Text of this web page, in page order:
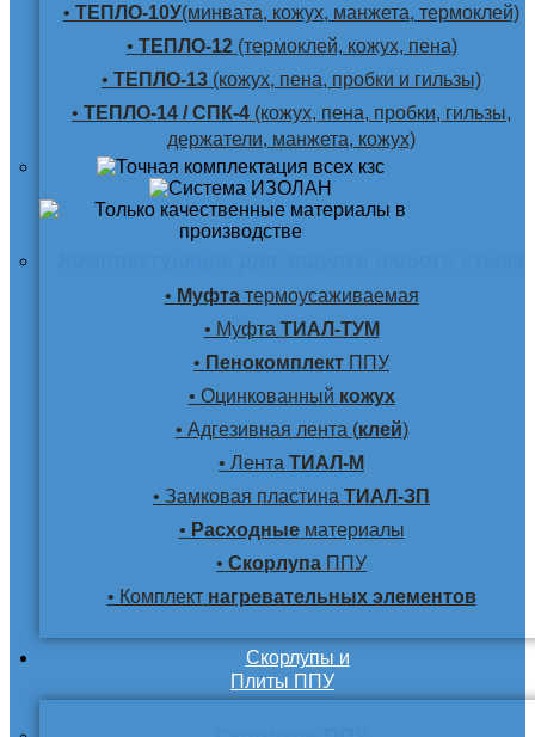
• ТЕПЛО-10У(минвата, кожух, манжета, термоклей)
• ТЕПЛО-12(термоклей, кожух, пена)
• ТЕПЛО-13 (кожух, пена, пробки и гильзы)
• ТЕПЛО-14 / СПК-4 (кожух, пена, пробки, гильзы,
держатели, манжета, кожух)
• Муфтатермоусаживаемая
• Муфта ТИАЛ-ТУМ
• Пенокомплект ППУ
• Оцинкованный кожух
• Адгезивная лента (клей)
• Лента ТИАЛ-М
• Замковая пластина ТИАЛ-ЗП
• Расходныематериалы
• Скорлупа ППУ
• Комплектнагревательных элементов
Скорлупы и
Плиты ППУ